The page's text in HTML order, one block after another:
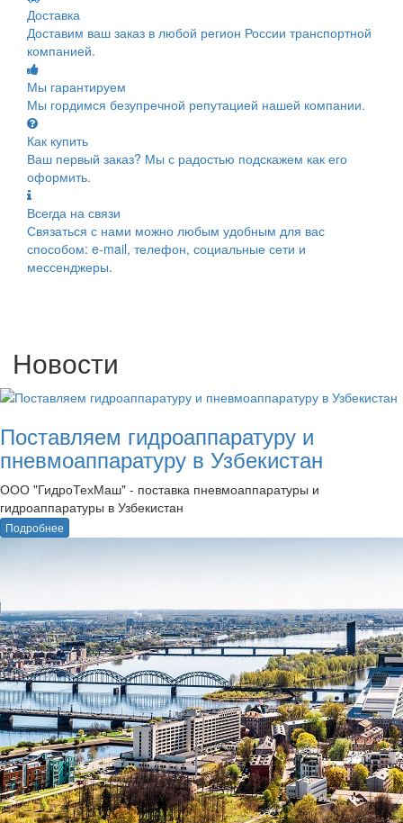
Доставка
Доставим ваш заказ в любой регион России транспортной
компанией.
Мы гарантируем
Мы гордимся безупречной репутацией нашей компании.
Как купить
Ваш первый заказ? Мы с радостью подскажем как его
оформить.
Всегда на связи
Связаться с нами можно любым удобным для вас
способом: e-mail, телефон, социальные сети и
мессенджеры.
Новости
Поставляем гидроаппаратуру и
пневмоаппаратуру в Узбекистан
ООО "ГидроТехМаш" - поставка пневмоаппаратуры и
гидроаппаратуры в Узбекистан
Подробнее